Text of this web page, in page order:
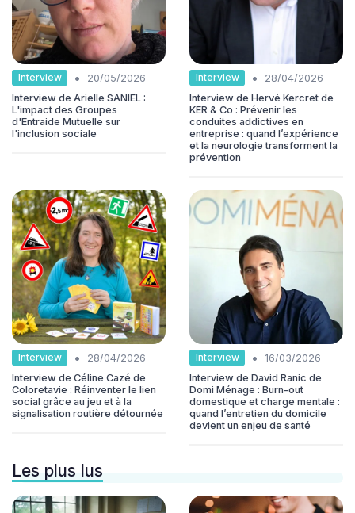
Interview •
20/05/2026
Interview de Arielle SANIEL :
L'impact des Groupes
d'Entraide Mutuelle sur
l'inclusion sociale
Interview •
28/04/2026
Interview de Hervé Kercret de
KER & Co : Prévenir les
conduites addictives en
entreprise : quand l’expérience
et la neurologie transforment la
prévention
Interview •
28/04/2026
Interview de Céline Cazé de
Coloretavie : Réinventer le lien
social grâce au jeu et à la
signalisation routière détournée
Interview •
16/03/2026
Interview de David Ranic de
Domi Ménage : Burn-out
domestique et charge mentale :
quand l’entretien du domicile
devient un enjeu de santé
Les plus lus